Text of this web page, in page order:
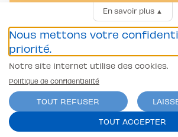
Passer mon permis
Permis Voiture (B)
Permis Moto/scooter A1
Camion (C et C1)
Tracteur (G)
Remorque (BE et CE)
Autocar (D et D1)
Coordonnées bancaires
Banque Raiffeisen Gros-de-Vaud
CH07 8080 8002 0751 5376 4
En savoir plus▲
Nous mettons votre
priorité.
Notre site Internet utilise des cookies.
Politique de confidentialité
TOUT REFUSER
TOUT ACCEPTER